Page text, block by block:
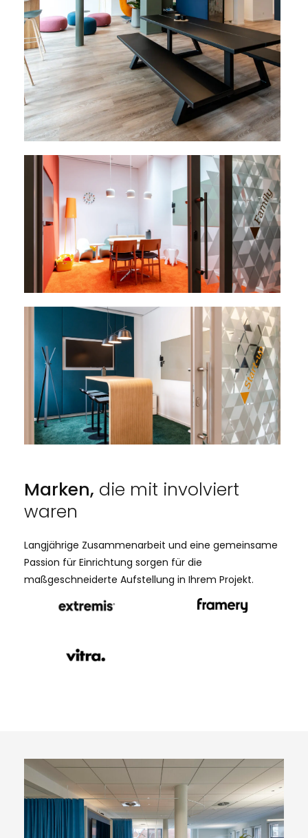
Marken, die mit involviert
waren
Langjährige Zusammenarbeit und eine gemeinsame
Passion für Einrichtung sorgen für die
maßgeschneiderte Aufstellung in Ihrem Projekt.